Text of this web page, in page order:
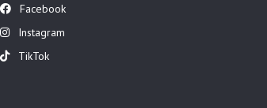
Facebook
Instagram
TikTok